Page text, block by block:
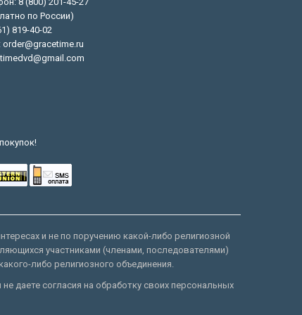
по России)
819-40-02
order@gracetime.ru
и не по поручению какой-либо религиозной
участниками (членами, последователями)
либо религиозного объединения.
даете согласия на обработку своих персональных